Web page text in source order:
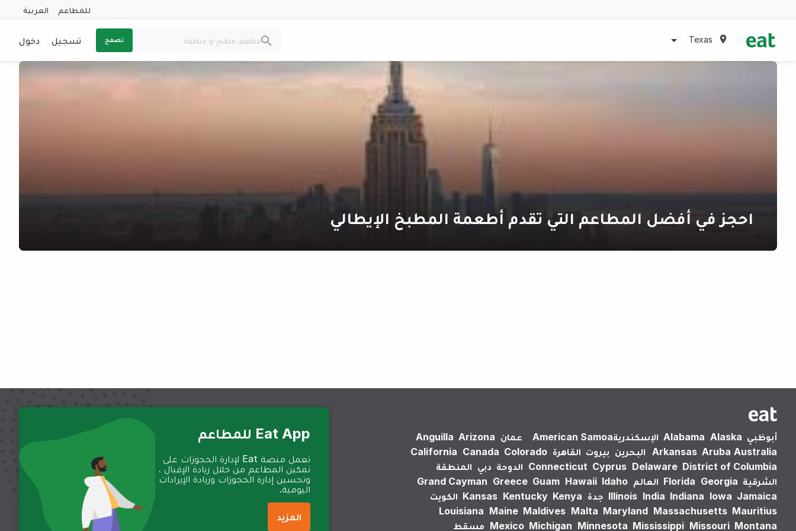
للمطاعم العربية
Texas تصفح تسجيل دخول
احجز في أفضل المطاعم التي تقدم أطعمة المطبخ الإيطالي
أبوظبي Alabama Alaska الإسكندرية‎American Samoa عمان Anguilla Arizona
Arkansas Aruba Australia البحرين بيروت القاهرة California Canada Colorado
Connecticut Cyprus Delaware District of Columbia الدوحة دبي المنطقة
الشرقية
Florida Georgia العالم Grand Cayman Greece Guam Hawaii Idaho
Illinois India Indiana Iowa Jamaica جدة Kansas Kentucky Kenya
الكويت
Louisiana Maine Maldives Malta Maryland Massachusetts Mauritius
Mexico Michigan Minnesota Mississippi Missouri Montana مسقط
Eat App للمطاعم
تعمل منصة Eat لإدارة الحجوزات على
تمكين المطاعم من خلال زيادة الإقبال ،
وتحسين إدارة الحجوزات وزيادة الإيرادات
اليومية.
المزيد